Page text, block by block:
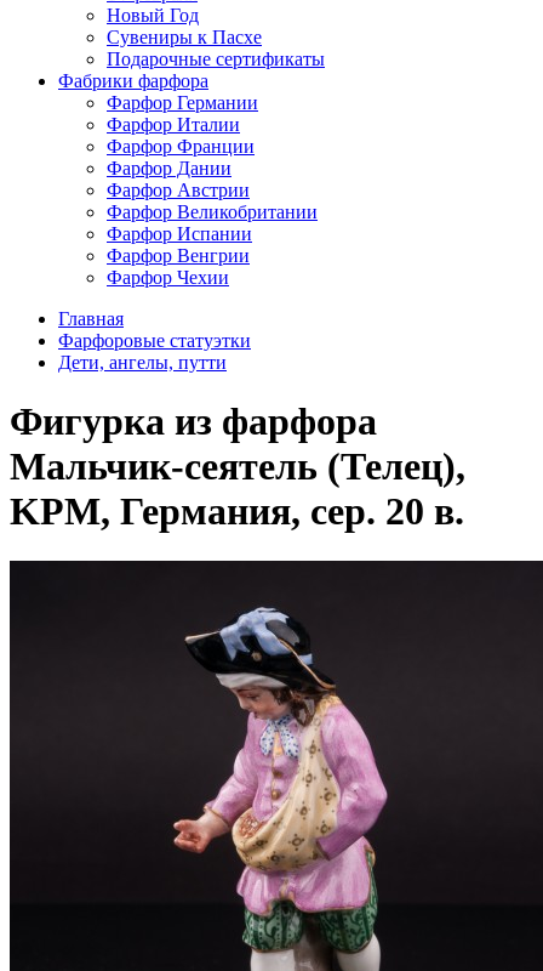
Новый Год
Сувениры к Пасхе
Подарочные сертификаты
Фабрики фарфора
Фарфор Германии
Фарфор Италии
Фарфор Франции
Фарфор Дании
Фарфор Австрии
Фарфор Великобритании
Фарфор Испании
Фарфор Венгрии
Фарфор Чехии
Главная
Фарфоровые статуэтки
Дети, ангелы, путти
Фигурка из фарфора
Мальчик-сеятель (Телец),
KPM, Германия, сер. 20 в.